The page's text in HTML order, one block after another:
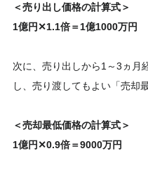
＜売り出し価格の計算式＞
1億円✕1.1倍＝1億1000万円
次に、売り出しから1～3ヵ月
し、売り渡してもよい「売却
＜売却最低価格の計算式＞
1億円✕0.9倍＝9000万円